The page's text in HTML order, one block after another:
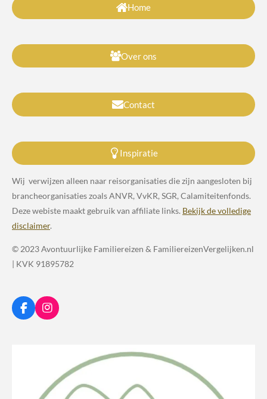
Home
Over ons
Contact
Inspiratie
Wij verwijzen alleen naar reisorganisaties die zijn aangesloten bij
brancheorganisaties zoals ANVR, VvKR, SGR, Calamiteitenfonds.
Deze webiste maakt gebruik van affiliate links. Bekijk de volledige
disclaimer.
© 2023 Avontuurlijke Familiereizen & FamiliereizenVergelijken.nl
| KVK 91895782
F
a
I
n
a